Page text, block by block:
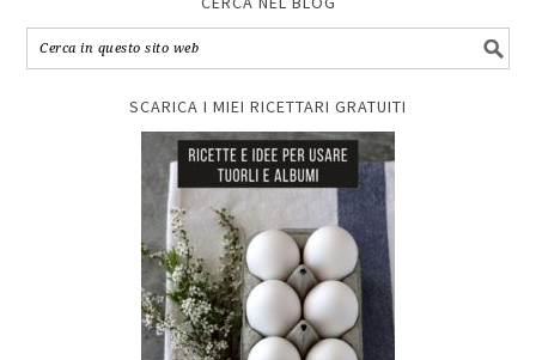
SCARICA I MIEI RICETTARI GRATUITI